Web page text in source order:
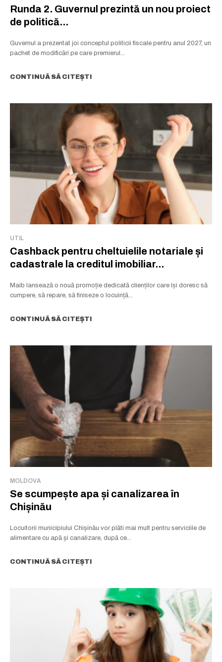
Runda 2. Guvernul prezintă un nou proiect
de politică...
Guvernul a prezentat joi conceptul politicii fiscale pentru anul 2027, un
pachet de modificări pe care premierul...
CONTINUĂ SĂ CITEȘTI
UTIL
Cashback pentru cheltuielile notariale și
cadastrale la creditul imobiliar...
Maib lansează o nouă promoție dedicată clienților care își doresc să
cumpere, să repare, să finiseze o locuință...
CONTINUĂ SĂ CITEȘTI
MOLDOVA
Se scumpește apa și canalizarea în
Chișinău
Locuitorii municipiului Chișinău vor plăti mai mult pentru serviciile de
alimentare cu apă și canalizare, după ce...
CONTINUĂ SĂ CITEȘTI